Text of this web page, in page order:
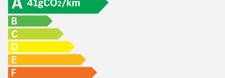
commutation jour/nuit automatique
Assistant direction actif
Antenne GPS
Pack mémoires
Banquette arrière rabattable 40/20/40
Système PRE-SAFE®